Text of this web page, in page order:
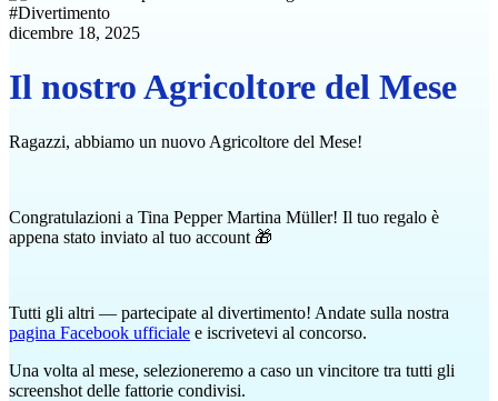
#Divertimento
dicembre 18, 2025
Il nostro Agricoltore del Mese
Ragazzi, abbiamo un nuovo Agricoltore del Mese!
Congratulazioni a Tina Pepper Martina Müller! Il tuo regalo è
appena stato inviato al tuo account 🎁
Tutti gli altri — partecipate al divertimento! Andate sulla nostra
pagina Facebook ufficiale e iscrivetevi al concorso.
Una volta al mese, selezioneremo a caso un vincitore tra tutti gli
screenshot delle fattorie condivisi.